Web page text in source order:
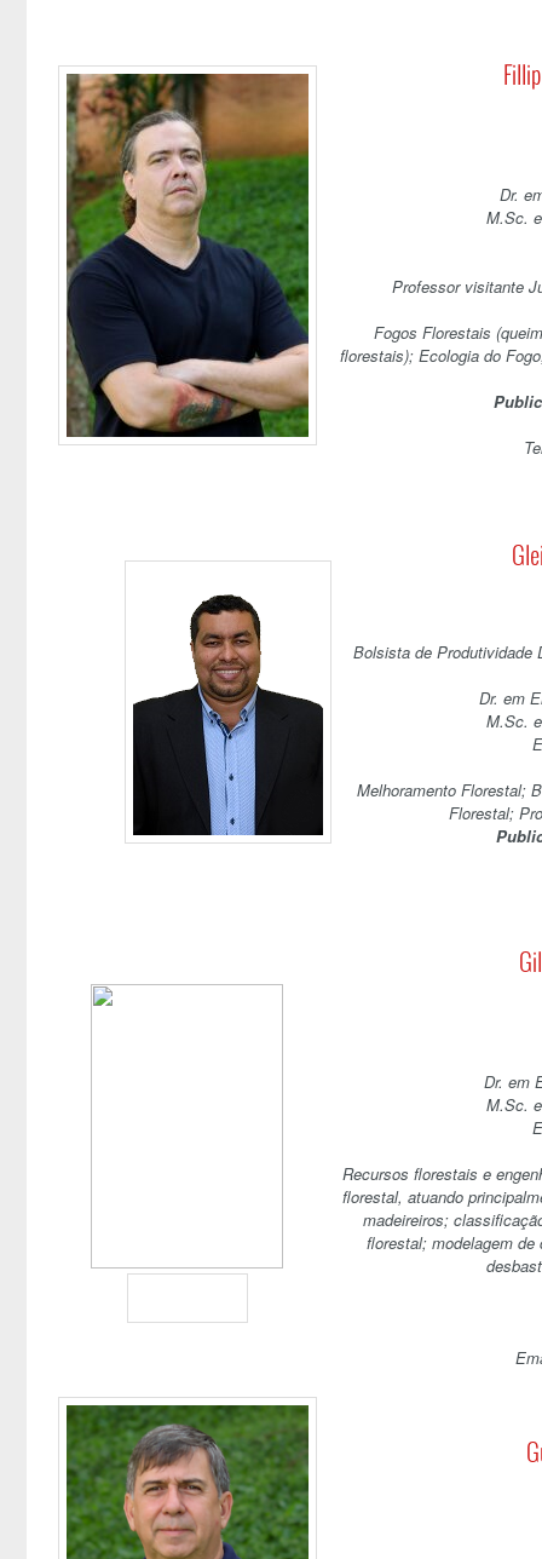
Dr.
M.Sc.
Professor visitante
Fogos Florestais
florestais); Ecologia do
Bolsista de Produtividade
Dr. em
M.Sc.
Melhoramento Florestal;
Florestal;
Dr. em
M.Sc.
Recursos florestais e
florestal, atuando
madeireiros;
florestal; modelagem